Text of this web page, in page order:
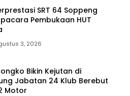
SRT 64 Soppeng
Pembukaan HUT
3, 2026
Bikin Kejutan di
Jabatan 24 Klub Berebut
Motor